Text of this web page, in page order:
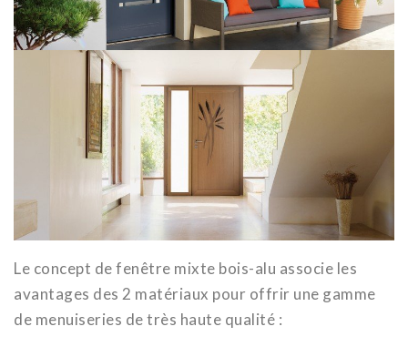
Le concept de fenêtre mixte bois-alu associe les
avantages des 2 matériaux pour offrir une gamme
de menuiseries de très haute qualité :